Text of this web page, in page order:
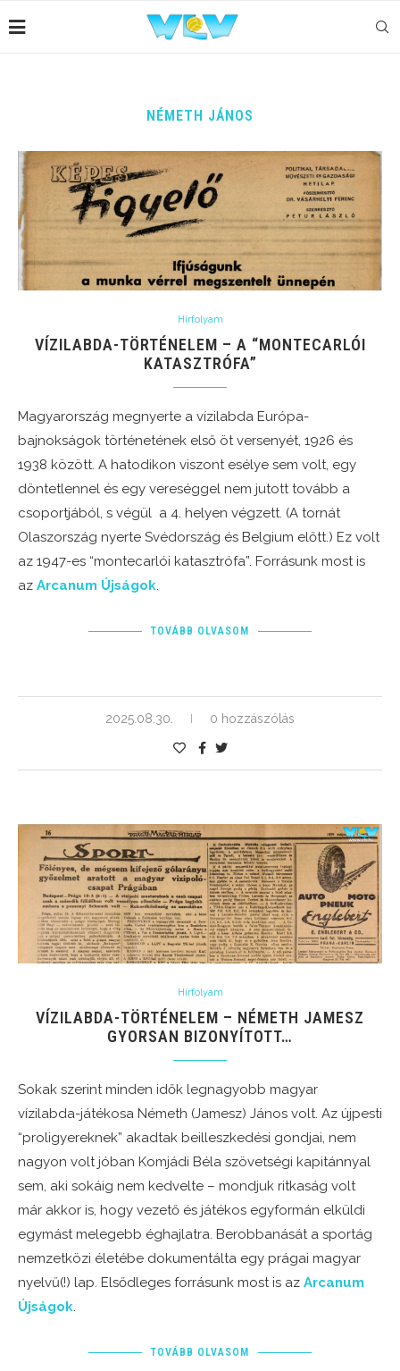
NÉMETH JÁNOS
Hírfolyam
VÍZILABDA-TÖRTÉNELEM – A “MONTECARLÓI
KATASZTRÓFA”
Magyarország megnyerte a vízilabda Európa-
bajnokságok történetének első öt versenyét, 1926 és
1938 között. A hatodikon viszont esélye sem volt, egy
döntetlennel és egy vereséggel nem jutott tovább a
csoportjából, s végül a 4. helyen végzett. (A tornát
Olaszország nyerte Svédország és Belgium előtt.) Ez volt
az 1947-es “montecarlói katasztrófa”. Forrásunk most is
az Arcanum Újságok.
TOVÁBB OLVASOM
2025.08.30. 0 hozzászólás
Hírfolyam
VÍZILABDA-TÖRTÉNELEM – NÉMETH JAMESZ
GYORSAN BIZONYÍTOTT…
Sokak szerint minden idők legnagyobb magyar
vízilabda-játékosa Németh (Jamesz) János volt. Az újpesti
“proligyereknek” akadtak beilleszkedési gondjai, nem
nagyon volt jóban Komjádi Béla szövetségi kapitánnyal
sem, aki sokáig nem kedvelte – mondjuk ritkaság volt
már akkor is, hogy vezető és játékos egyformán elküldi
egymást melegebb éghajlatra. Berobbanását a sportág
nemzetközi életébe dokumentálta egy prágai magyar
nyelvű(!) lap. Elsődleges forrásunk most is az Arcanum
Újságok.
TOVÁBB OLVASOM